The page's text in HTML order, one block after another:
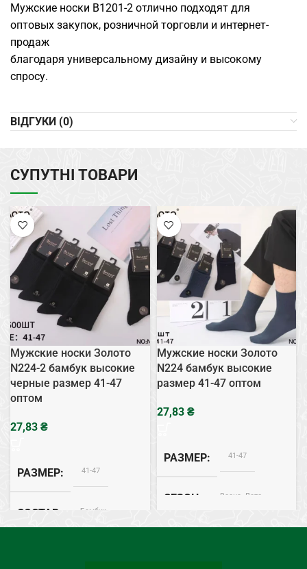
Мужские носки B1201-2 отлично подходят для
оптовых закупок, розничной торговли и интернет-
продаж
благодаря универсальному дизайну и высокому
спросу.
ВІДГУКИ (0)
СУПУТНІ ТОВАРИ
Мужские носки Золото
N224-2 бамбук высокие
черные размер 41-47
оптом
₴
РАЗМЕР 41-47
СОСТАВ Бамбук
Мужские носки Золото
N224 бамбук высокие
размер 41-47 оптом
₴
РАЗМЕР 41-47
СЕЗОН Весна, Лето